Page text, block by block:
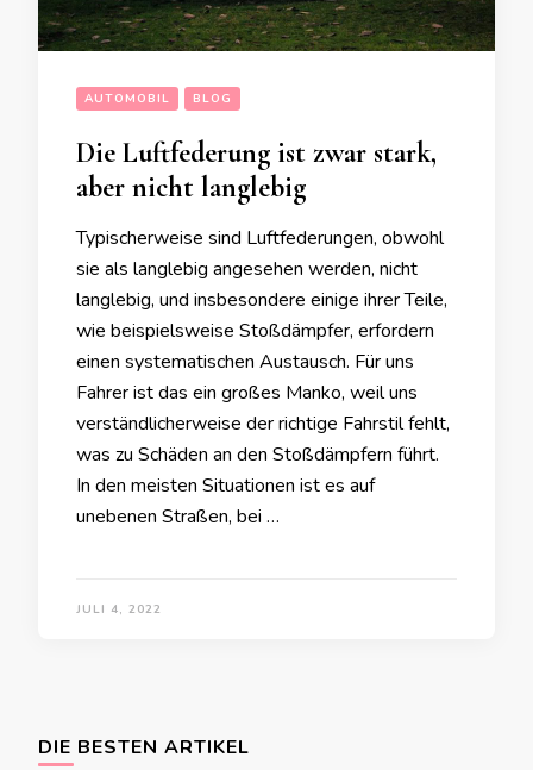
AUTOMOBIL BLOG
Die Luftfederung ist zwar stark,
aber nicht langlebig
Typischerweise sind Luftfederungen, obwohl
sie als langlebig angesehen werden, nicht
langlebig, und insbesondere einige ihrer Teile,
wie beispielsweise Stoßdämpfer, erfordern
einen systematischen Austausch. Für uns
Fahrer ist das ein großes Manko, weil uns
verständlicherweise der richtige Fahrstil fehlt,
was zu Schäden an den Stoßdämpfern führt.
In den meisten Situationen ist es auf
unebenen Straßen, bei …
JULI 4, 2022
DIE BESTEN ARTIKEL